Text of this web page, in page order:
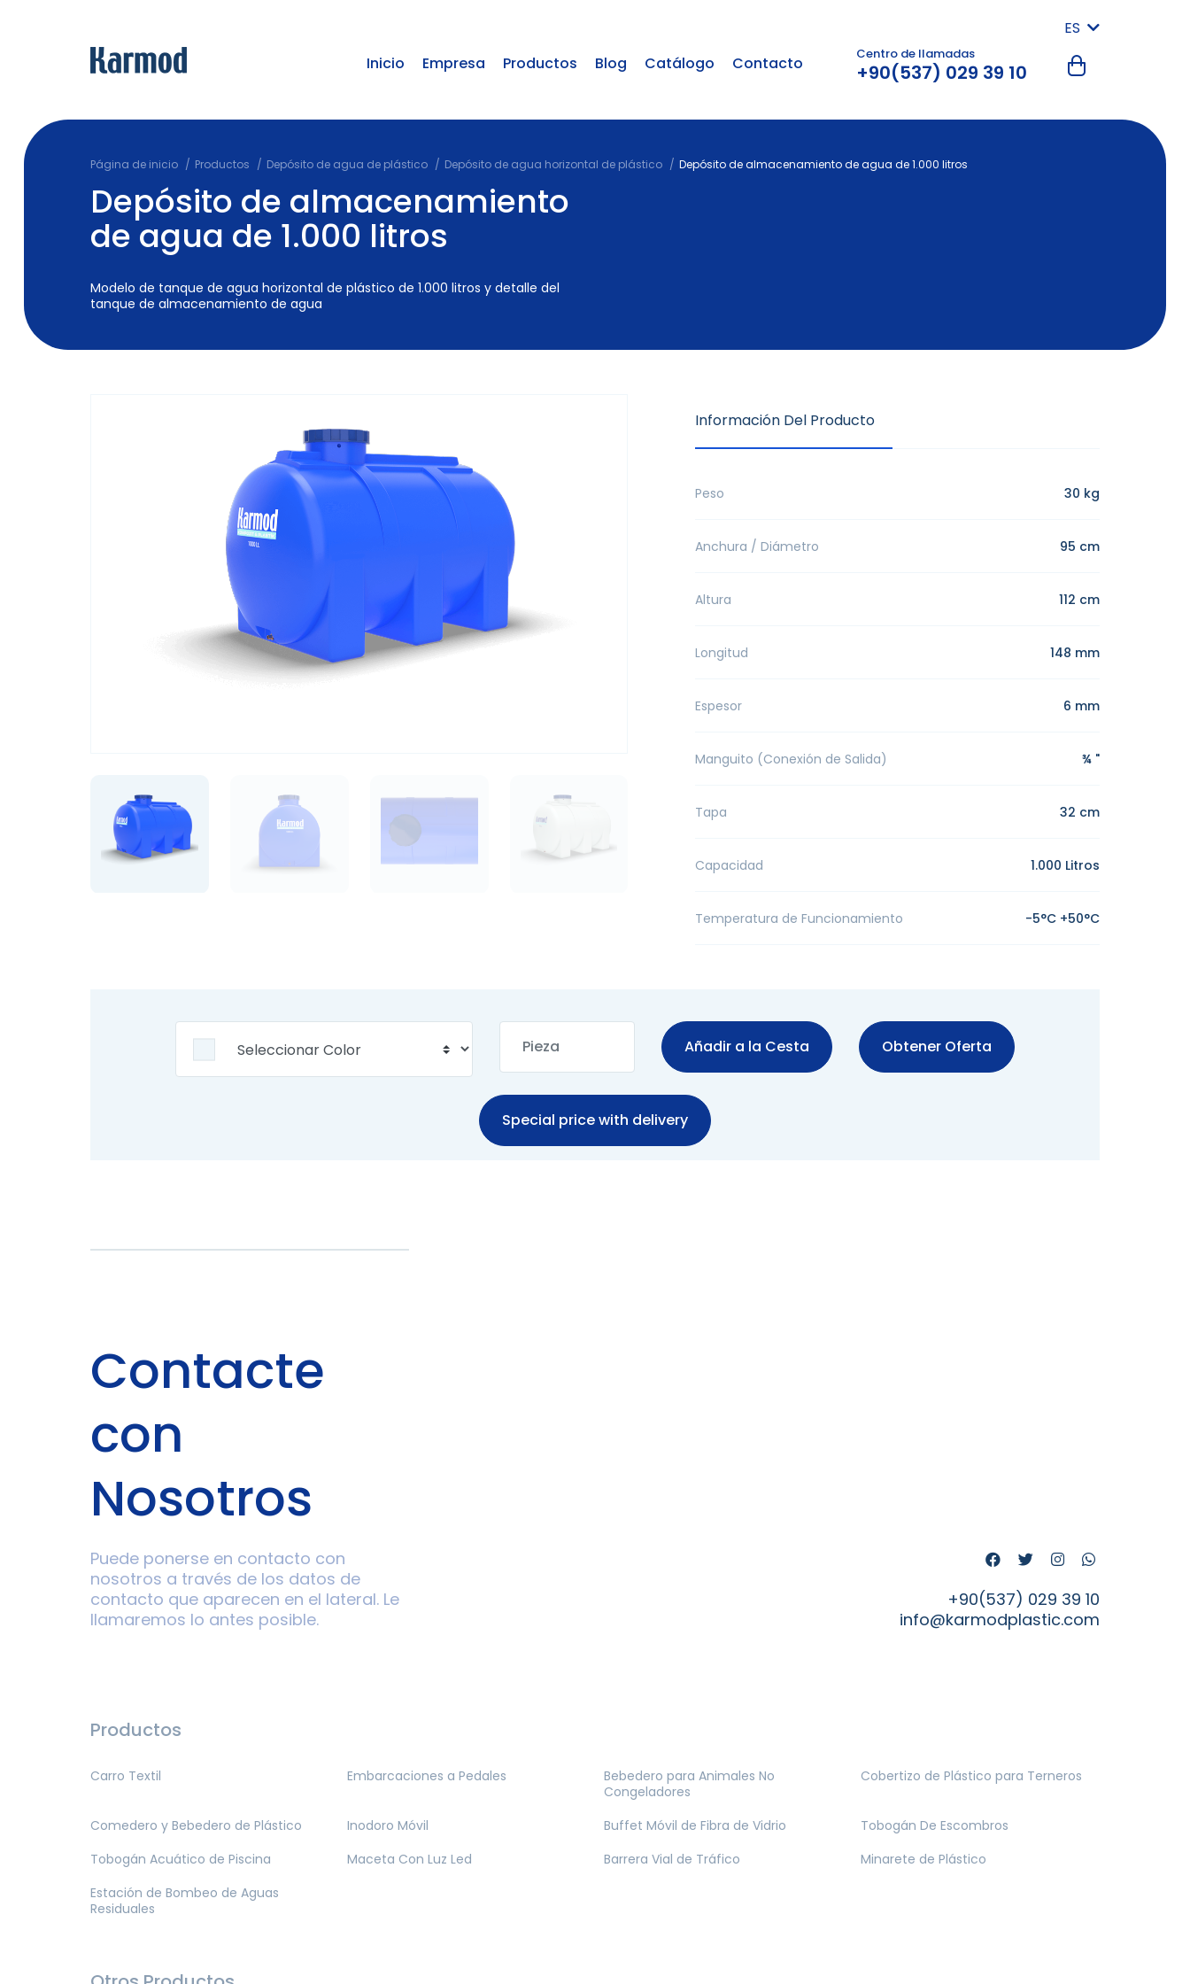
ES
Inicio
Empresa Productos Blog Catálogo Contacto Centro de llamadas
+90(537) 029 39 10
Página de inicio Productos Depósito de agua de plástico Depósito de agua horizontal de plástico Depósito de almacenamiento de agua de 1.000 litros
Depósito de almacenamiento
de agua de 1.000 litros
Modelo de tanque de agua horizontal de plástico de 1.000 litros y detalle del
tanque de almacenamiento de agua
Información Del Producto
Peso 30 kg
Anchura / Diámetro 95 cm
Altura 112 cm
Longitud 148 mm
Espesor 6 mm
Manguito (Conexión de Salida) ¾ "
Tapa 32 cm
Capacidad 1.000 Litros
Temperatura de Funcionamiento -5°C +50°C
Añadir a la Cesta Obtener Oferta
Special price with delivery
Contacte
con
Nosotros
Puede ponerse en contacto con
nosotros a través de los datos de
contacto que aparecen en el lateral. Le
llamaremos lo antes posible.
+90(537) 029 39 10
info@karmodplastic.com
Productos
Carro Textil Embarcaciones a Pedales
Bebedero para Animales No
Congeladores
Cobertizo de Plástico para Terneros
Comedero y Bebedero de Plástico Inodoro Móvil Buffet Móvil de Fibra de Vidrio
Tobogán De Escombros
Tobogán Acuático de Piscina
Maceta Con Luz Led Barrera Vial de Tráfico
Minarete de Plástico
Estación de Bombeo de Aguas
Residuales